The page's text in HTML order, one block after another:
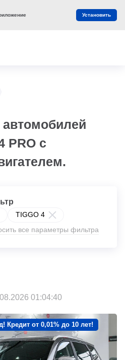
PRO с
TIGGO 4
все параметры фильтра
01:04:40
Кредит от 0,01% до 10 лет!
Установить